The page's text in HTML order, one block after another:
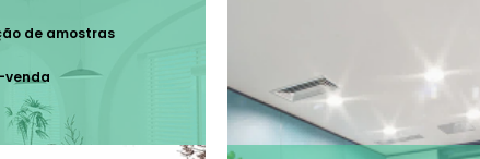
de amostras
venda